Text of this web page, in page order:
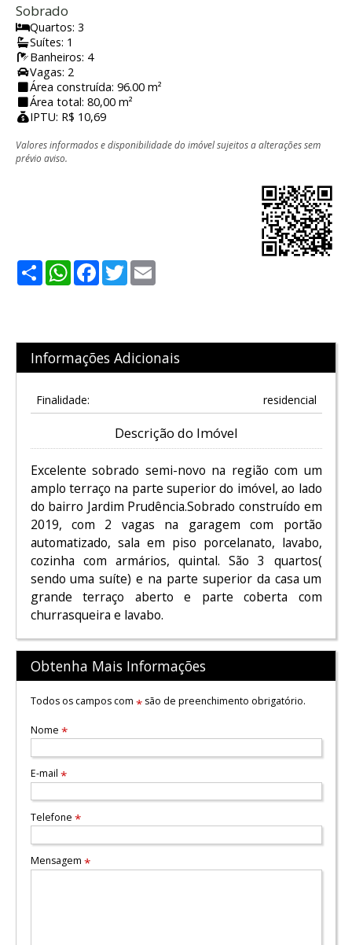
Sobrado
Quartos: 3
Suítes: 1
Banheiros: 4
Vagas: 2
Área construída: 96.00 m²
Área total: 80,00 m²
IPTU: R$ 10,69
Valores informados e disponibilidade do imóvel sujeitos a alterações sem
prévio aviso.
ShareWhatsApp
Facebook
Twitter
Informações Adicionais
Finalidade: residencial
Descrição do Imóvel
Excelente sobrado semi-novo na região com um
amplo terraço na parte superior do imóvel, ao lado
do bairro Jardim Prudência.Sobrado construído em
2019, com 2 vagas na garagem com portão
automatizado, sala em piso porcelanato, lavabo,
cozinha com armários, quintal. São 3 quartos(
sendo uma suíte) e na parte superior da casa um
grande terraço aberto e parte coberta com
churrasqueira e lavabo.
Obtenha Mais Informações
Todos os campos com *são de preenchimento obrigatório.
Nome *
E-mail *
Telefone *
Mensagem *